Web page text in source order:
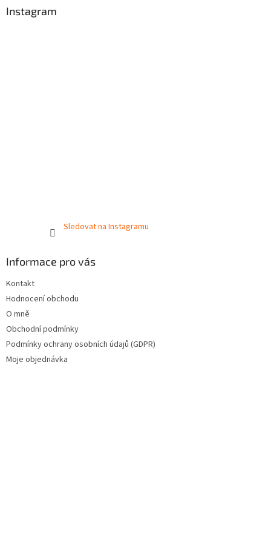
Instagram
Sledovat na Instagramu
Informace pro vás
Kontakt
Hodnocení obchodu
O mně
Obchodní podmínky
Podmínky ochrany osobních údajů (GDPR)
Moje objednávka